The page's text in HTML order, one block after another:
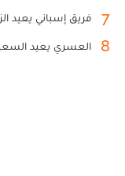
7 فريق إسباني يعيد
8 العسري يعيد